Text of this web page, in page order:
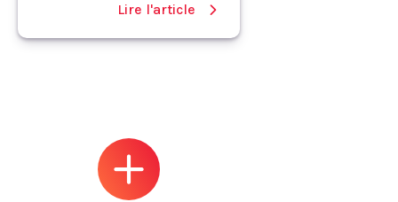
Lire l'article